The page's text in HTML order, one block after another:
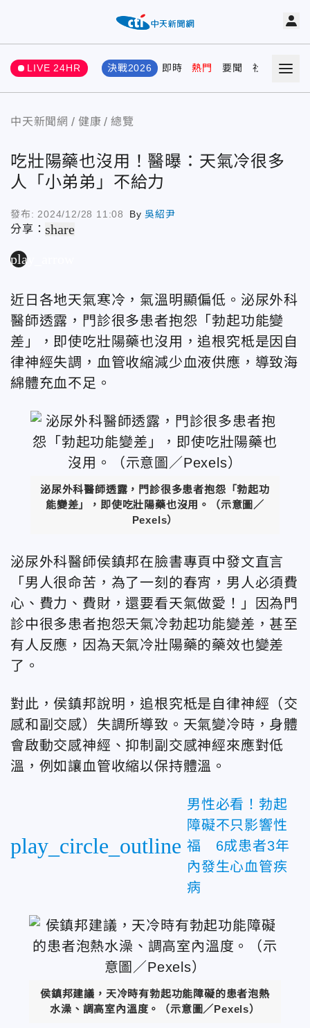
LIVE 24HR 決戰2026 即時 熱門 要聞 社會 娛樂
中天新聞網 健康 總覽
吃壯陽藥也沒用！醫曝：天氣冷很多
人「小弟弟」不給力
發布: 2024/12/28 11:08 By吳紹尹
分享：share
play_arrow
近日各地天氣寒冷，氣溫明顯偏低。泌尿外科
醫師透露，門診很多患者抱怨「勃起功能變
差」，即使吃壯陽藥也沒用，追根究柢是因自
律神經失調，血管收縮減少血液供應，導致海
綿體充血不足。
泌尿外科醫師透露，門診很多患者抱怨「勃起功
能變差」，即使吃壯陽藥也沒用。（示意圖／
Pexels）
泌尿外科醫師侯鎮邦在臉書專頁中發文直言
「男人很命苦，為了一刻的春宵，男人必須費
心、費力、費財，還要看天氣做愛！」因為門
診中很多患者抱怨天氣冷勃起功能變差，甚至
有人反應，因為天氣冷壯陽藥的藥效也變差
了。
對此，侯鎮邦說明，追根究柢是自律神經（交
感和副交感）失調所導致。天氣變冷時，身體
會啟動交感神經、抑制副交感神經來應對低
溫，例如讓血管收縮以保持體溫。
play_circle_outline
男性必看！勃起
障礙不只影響性
福 6成患者3年
內發生心血管疾
病
侯鎮邦建議，天冷時有勃起功能障礙的患者泡熱
水澡、調高室內溫度。（示意圖／Pexels）